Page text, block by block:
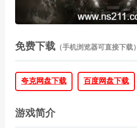
免费下载 （手机浏览器可直接下载）
夸克网盘下载 百度网盘下载
游戏简介